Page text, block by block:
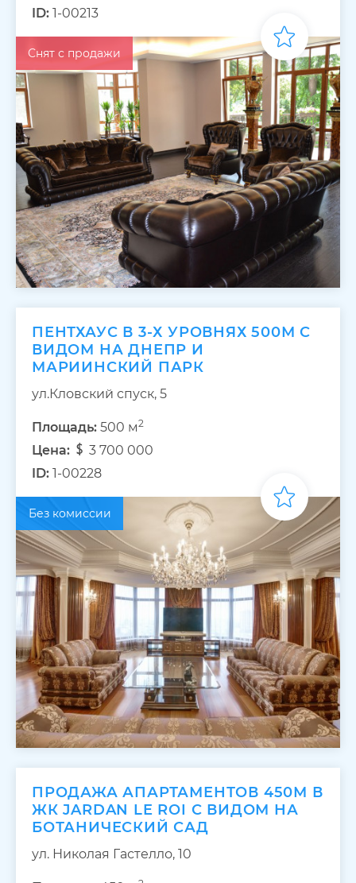
ID: 1-00213
Снят с продажи
ПЕНТХАУС В 3-Х УРОВНЯХ 500М С
ВИДОМ НА ДНЕПР И
МАРИИНСКИЙ ПАРК
ул.Кловский спуск, 5
Площадь: 500 м2
Цена:
3 700 000
ID: 1-00228
Без комиссии
ПРОДАЖА АПАРТАМЕНТОВ 450М В
ЖК JARDAN LE ROI С ВИДОМ НА
БОТАНИЧЕСКИЙ САД
ул. Николая Гастелло, 10